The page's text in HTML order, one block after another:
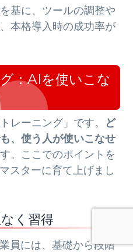
基に、ツールの調整や
本格導入時の成功率が
：AIを使いこな
レーニング」です。
ど
、使う人が使いこなせ
。ここでのポイントを
スターに育て上げまし
く習得
員には、基礎から段階